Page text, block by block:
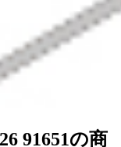
91651の商